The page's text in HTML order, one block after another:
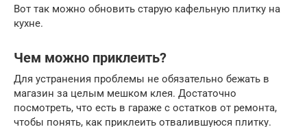
Вот так можно обновить старую кафельную плитку на
кухне.
Чем можно приклеить?
Для устранения проблемы не обязательно бежать в
магазин за целым мешком клея. Достаточно
посмотреть, что есть в гараже с остатков от ремонта,
чтобы понять, как приклеить отвалившуюся плитку.